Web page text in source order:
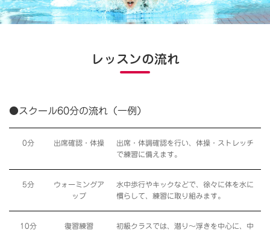
レッスンの流れ
●スクール60分の流れ（一例）
0分 出席確認・体操
出席・体調確認を行い、体操・ストレッチ
で練習に備えます。
5分
ウォーミングア
ップ
水中歩行やキックなどで、徐々に体を水に
慣らして、練習に取り組みます。
10分 復習練習
初級クラスでは、潜り〜浮きを中心に、中